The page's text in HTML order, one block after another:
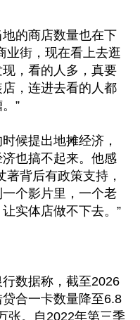
的商店数量也在下
业街，现在看上去逛
，看的人多，真要
，连进去看的人都
”
候提出地摊经济，
也搞不起来。他感
著背后有政策支持，
个影片里，一个老
实体店做不下去。”
数据称，截至2026
合一卡数量降至6.8
张。自2022年第三季